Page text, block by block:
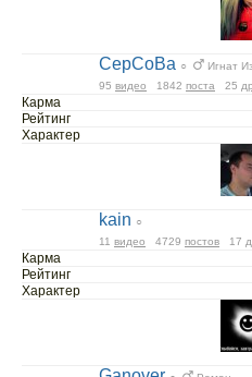
CepCoBa ○
Игнат
95 видео 1842 поста 25
Карма
Рейтинг
Характер
kain ○
11 видео 4729 постов 17
Карма
Рейтинг
Характер